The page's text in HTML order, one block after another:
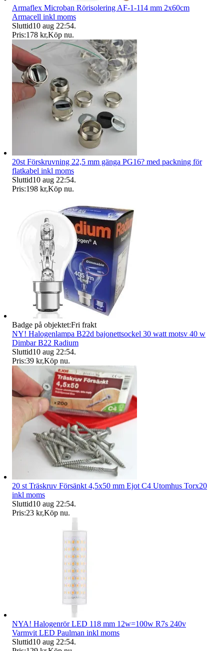
Armaflex Microban Rörisolering AF-1-114 mm 2x60cm
Armacell inkl moms
Sluttid10 aug 22:54.
Pris:178 kr,Köp nu.
20st Förskruvning 22,5 mm gänga PG16? med packning för
flatkabel inkl moms
Sluttid10 aug 22:54.
Pris:198 kr,Köp nu.
Badge på objektet:Fri frakt
NY! Halogenlampa B22d bajonettsockel 30 watt motsv 40 w
Dimbar B22 Radium
Sluttid10 aug 22:54.
Pris:39 kr,Köp nu.
20 st Träskruv Försänkt 4,5x50 mm Ejot C4 Utomhus Torx20
inkl moms
Sluttid10 aug 22:54.
Pris:23 kr,Köp nu.
NYA! Halogenrör LED 118 mm 12w=100w R7s 240v
Varmvit LED Paulman inkl moms
Sluttid10 aug 22:54.